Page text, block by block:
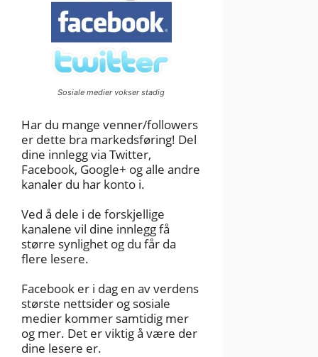
Sosiale medier vokser stadig
Har du mange venner/followers
er dette bra markedsføring! Del
dine innlegg via Twitter,
Facebook, Google+ og alle andre
kanaler du har konto i.
Ved å dele i de forskjellige
kanalene vil dine innlegg få
større synlighet og du får da
flere lesere.
Facebook er i dag en av verdens
største nettsider og sosiale
medier kommer samtidig mer
og mer. Det er viktig å være der
dine lesere er.